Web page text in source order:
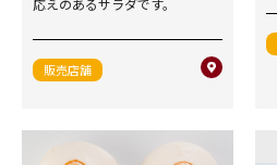
応えのあるサラダです。
販売店舗